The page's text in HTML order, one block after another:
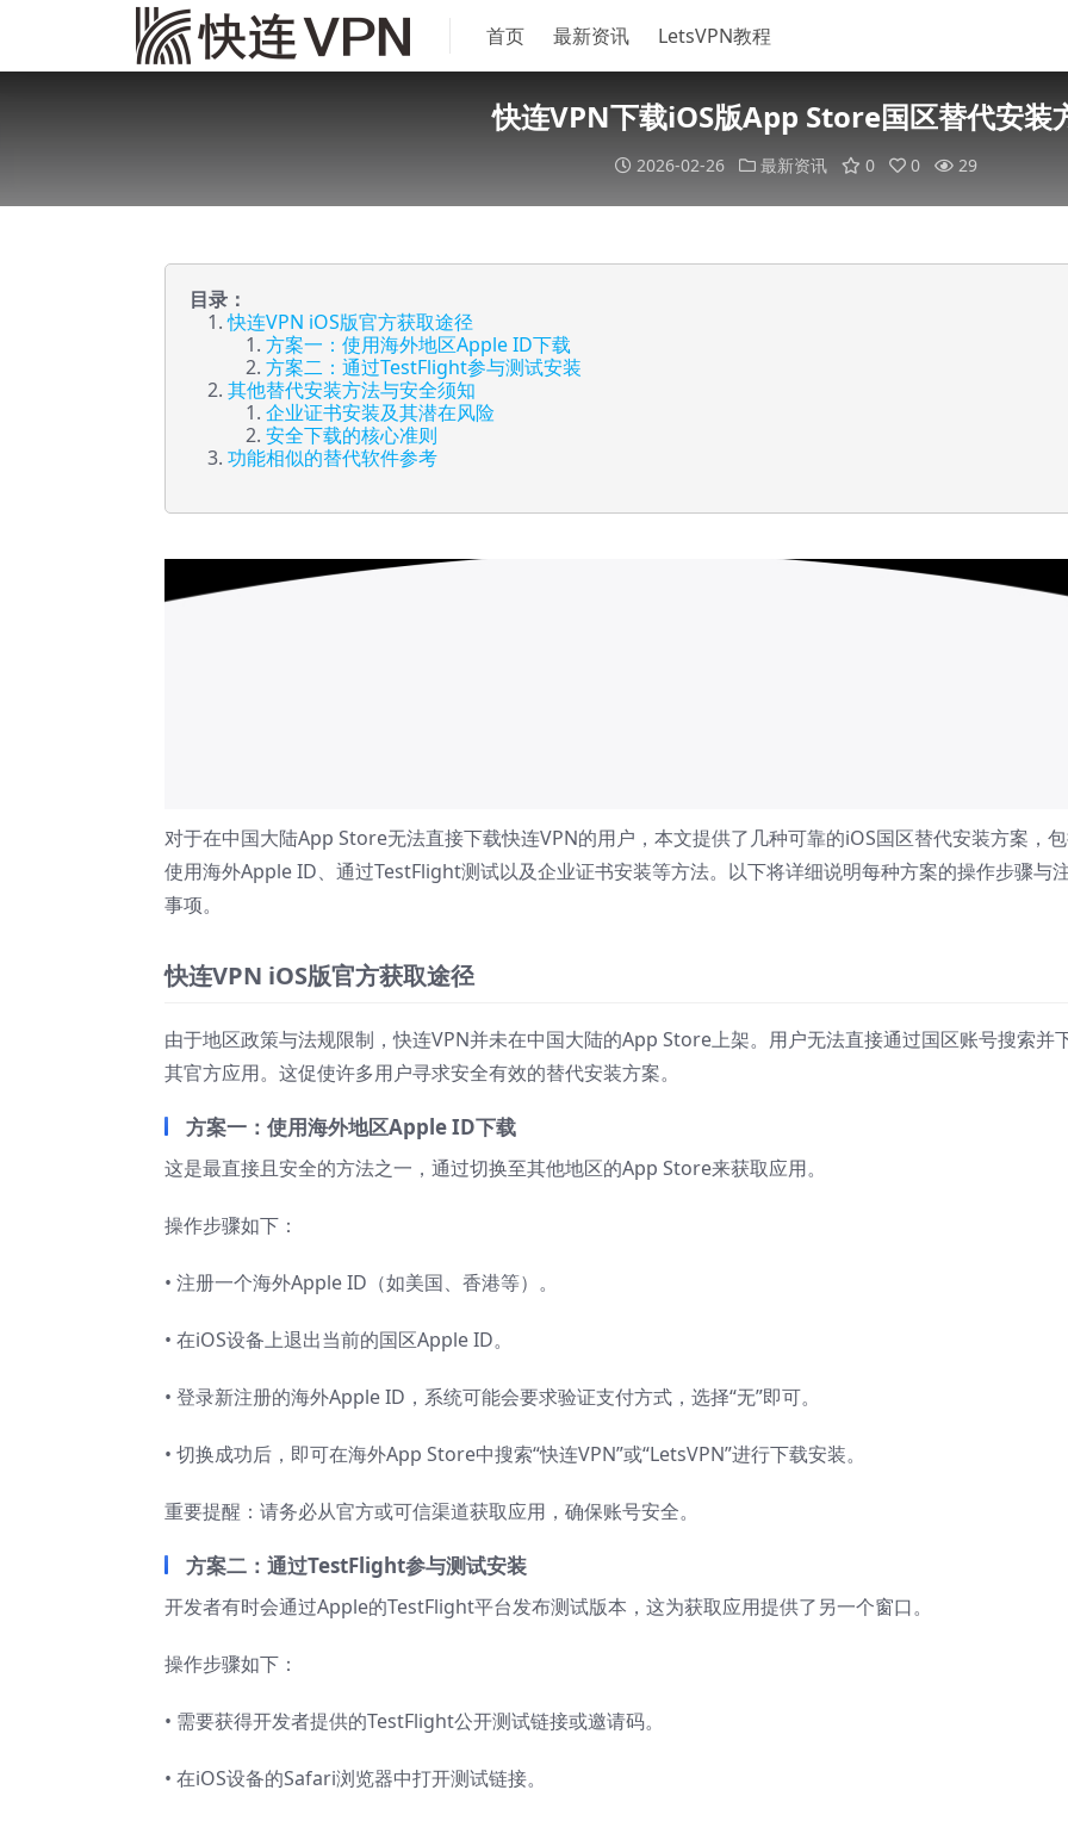
首页 最新资讯 LetsVPN教程
快连VPN下载iOS版App Store国区替代安装
2026-02-26 最新资讯 0 0 29
目录：
快连VPN iOS版官方获取途径
方案一：使用海外地区Apple ID下载
方案二：通过TestFlight参与测试安装
其他替代安装方法与安全须知
企业证书安装及其潜在风险
安全下载的核心准则
功能相似的替代软件参考
对于在中国大陆App Store无法直接下载快连VPN的用户，本文提供了几种可靠的iOS国区替代安装方案，
使用海外Apple ID、通过TestFlight测试以及企业证书安装等方法。以下将详细说明每种方案的操作步骤与
事项。
快连VPN iOS版官方获取途径
由于地区政策与法规限制，快连VPN并未在中国大陆的App Store上架。用户无法直接通过国区账号搜索并
其官方应用。这促使许多用户寻求安全有效的替代安装方案。
方案一：使用海外地区Apple ID下载
这是最直接且安全的方法之一，通过切换至其他地区的App Store来获取应用。
操作步骤如下：
• 注册一个海外Apple ID（如美国、香港等）。
• 在iOS设备上退出当前的国区Apple ID。
• 登录新注册的海外Apple ID，系统可能会要求验证支付方式，选择“无”即可。
• 切换成功后，即可在海外App Store中搜索“快连VPN”或“LetsVPN”进行下载安装。
重要提醒：请务必从官方或可信渠道获取应用，确保账号安全。
方案二：通过TestFlight参与测试安装
开发者有时会通过Apple的TestFlight平台发布测试版本，这为获取应用提供了另一个窗口。
操作步骤如下：
• 需要获得开发者提供的TestFlight公开测试链接或邀请码。
• 在iOS设备的Safari浏览器中打开测试链接。